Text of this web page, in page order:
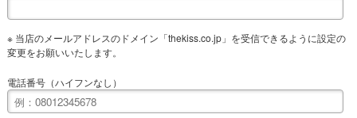
※ 当店のメールアドレスのドメイン「thekiss.co.jp」を受信できるように設定の
変更をお願いいたします。
電話番号（ハイフンなし）